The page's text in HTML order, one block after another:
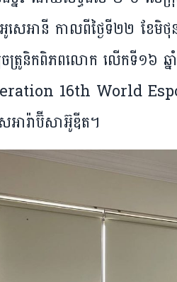
េអានី កាល​ពី​ថ្ងៃ​ទី​២២ ខែ​មិថុ
ត្រូនិកពិភពលោក លើកទី១៦
16th World
អារ៉ាប៊ីសាអ៊ូឌីត។